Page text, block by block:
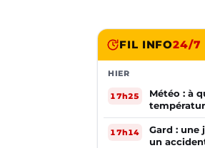
FIL INFO24/7
HIER
17h25
Météo : à
prévisions
17h14
Gard : une
un